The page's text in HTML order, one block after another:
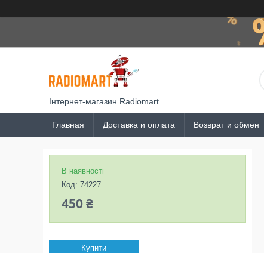
Інтернет-магазин Radiomart
Главная Доставка и оплата Возврат и обмен
В наявності
Код: 74227
450 ₴
Купити